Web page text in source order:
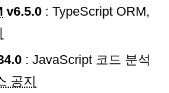
v6.5.0 : TypeScript ORM,
: JavaScript 코드 분석
공지